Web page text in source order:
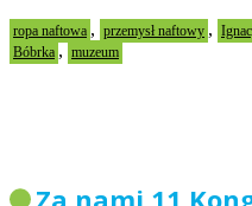
ropa naftowa , przemysł naftowy ,
Bóbrka , muzeum